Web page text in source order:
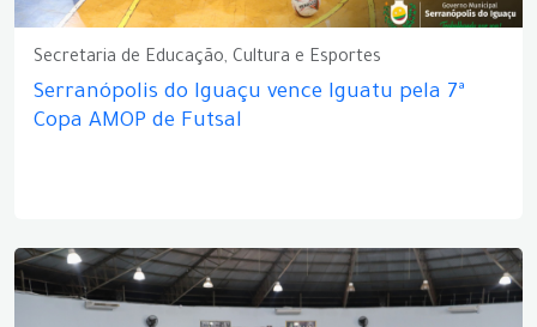
Secretaria de Educação, Cultura e Esportes
Serranópolis do Iguaçu vence Iguatu pela 7ª
Copa AMOP de Futsal